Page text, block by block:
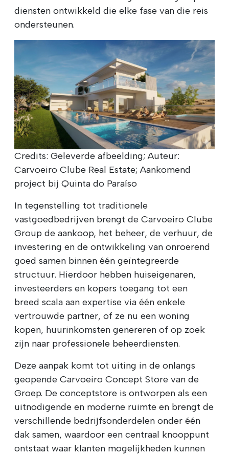
diensten ontwikkeld die elke fase van die reis
ondersteunen.
Credits: Geleverde afbeelding; Auteur:
Carvoeiro Clube Real Estate; Aankomend
project bij Quinta do Paraíso
In tegenstelling tot traditionele
vastgoedbedrijven brengt de Carvoeiro Clube
Group de aankoop, het beheer, de verhuur, de
investering en de ontwikkeling van onroerend
goed samen binnen één geïntegreerde
structuur. Hierdoor hebben huiseigenaren,
investeerders en kopers toegang tot een
breed scala aan expertise via één enkele
vertrouwde partner, of ze nu een woning
kopen, huurinkomsten genereren of op zoek
zijn naar professionele beheerdiensten.
Deze aanpak komt tot uiting in de onlangs
geopende Carvoeiro Concept Store van de
Groep. De conceptstore is ontworpen als een
uitnodigende en moderne ruimte en brengt de
verschillende bedrijfsonderdelen onder één
dak samen, waardoor een centraal knooppunt
ontstaat waar klanten mogelijkheden kunnen